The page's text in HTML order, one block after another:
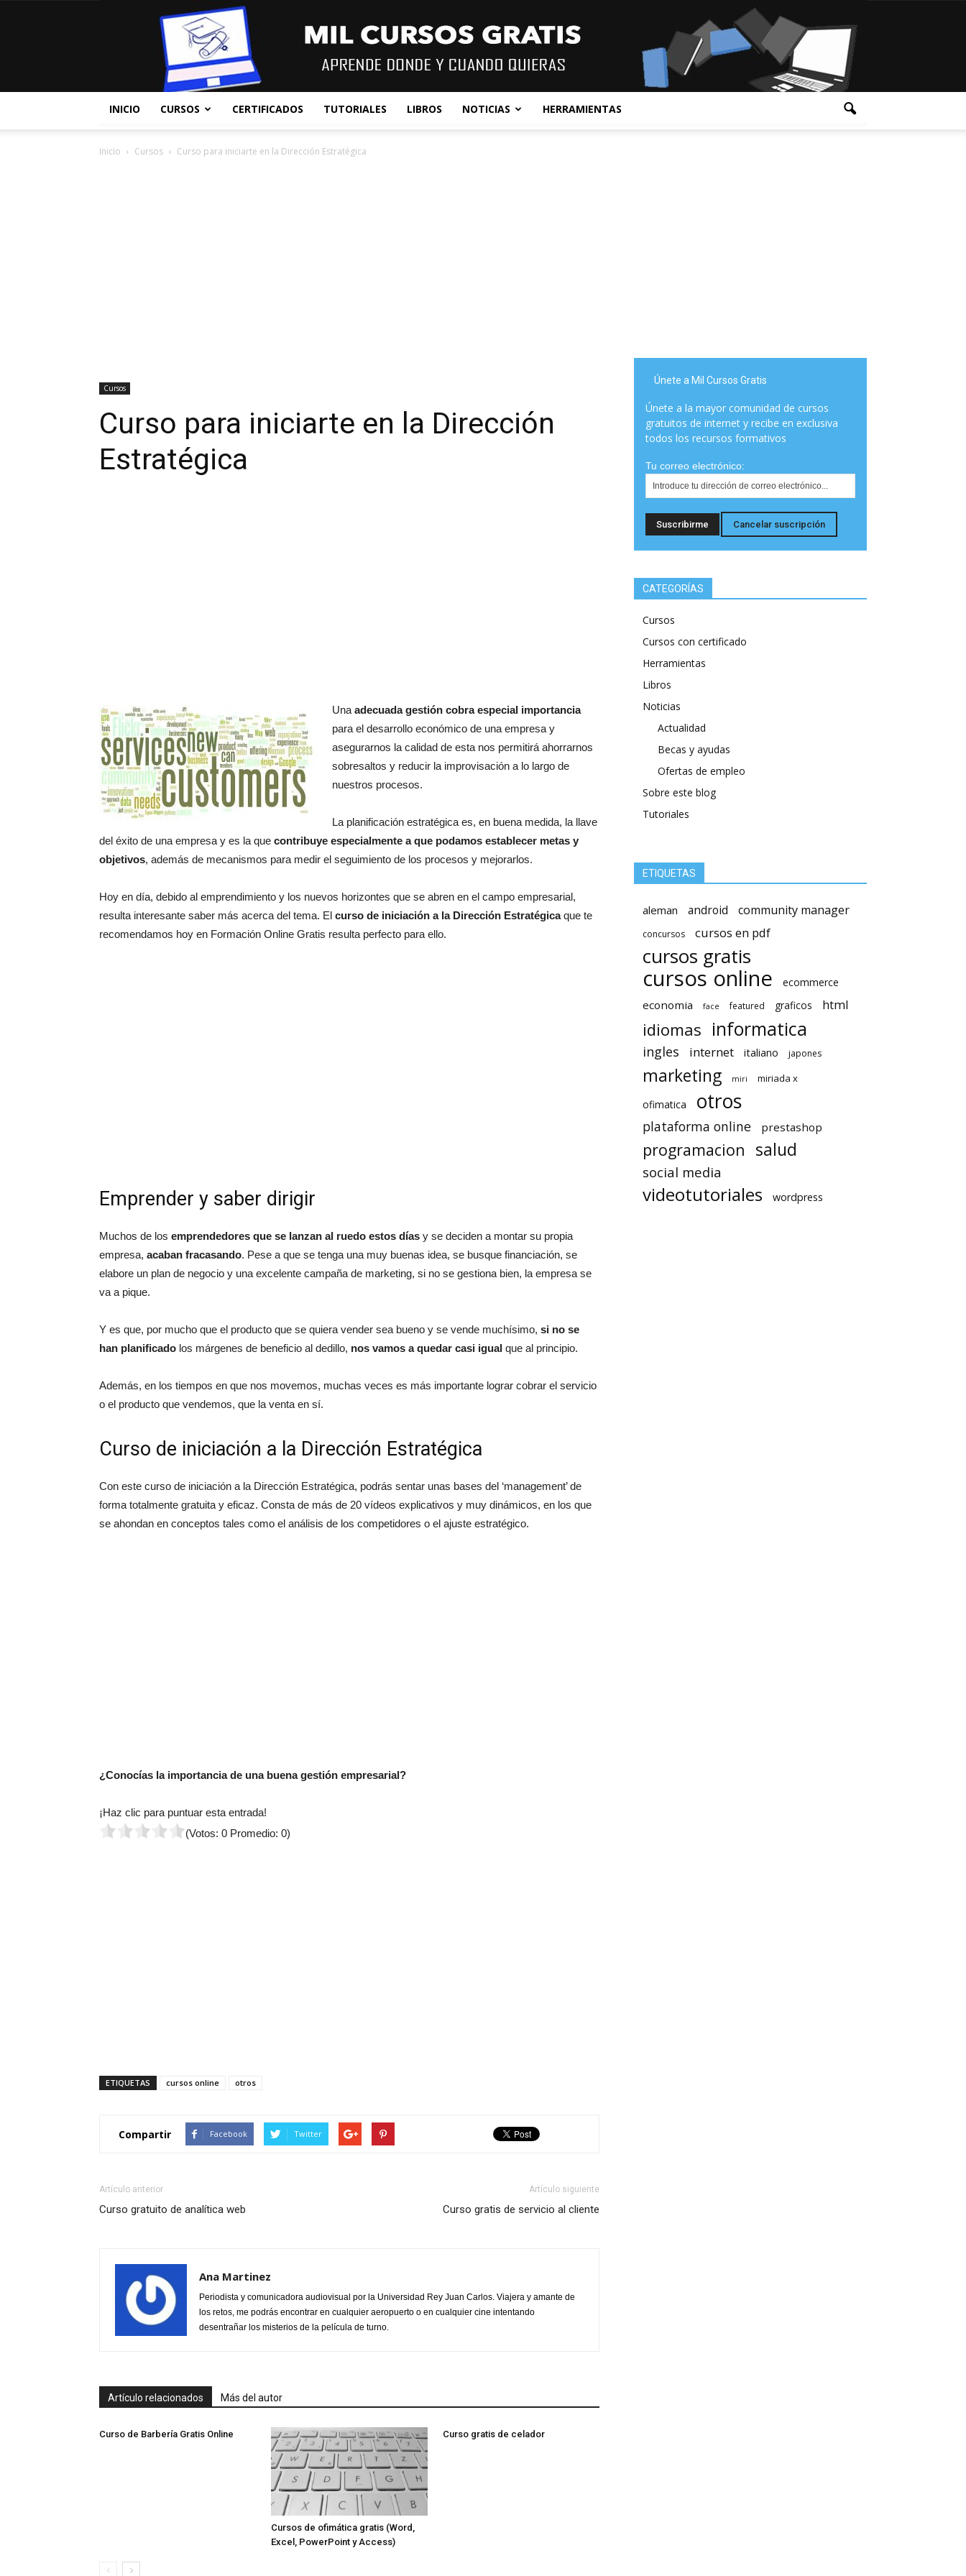
INICIO CURSOS CERTIFICADOS TUTORIALES LIBROS NOTICIAS HERRAMIENTAS
Inicio Cursos Curso para iniciarte en la Dirección Estratégica
Cursos
Curso para iniciarte en la Dirección
Estratégica
Una adecuada gestión cobra especial importancia
para el desarrollo económico de una empresa y
asegurarnos la calidad de esta nos permitirá ahorrarnos
sobresaltos y reducir la improvisación a lo largo de
nuestros procesos.
La planificación estratégica es, en buena medida, la llave
del éxito de una empresa y es la que contribuye especialmente a que podamos establecer metas y
objetivos, además de mecanismos para medir el seguimiento de los procesos y mejorarlos.
Hoy en día, debido al emprendimiento y los nuevos horizontes que se abren en el campo empresarial,
resulta interesante saber más acerca del tema. El curso de iniciación a la Dirección Estratégicaque te
recomendamos hoy en Formación Online Gratis resulta perfecto para ello.
Emprender y saber dirigir
Muchos de los emprendedores que se lanzan al ruedo estos días y se deciden a montar su propia
empresa, acaban fracasando. Pese a que se tenga una muy buenas idea, se busque financiación, se
elabore un plan de negocio y una excelente campaña de marketing, si no se gestiona bien, la empresa se
va a pique.
Y es que, por mucho que el producto que se quiera vender sea bueno y se vende muchísimo, si no se
han planificado los márgenes de beneficio al dedillo, nos vamos a quedar casi igual que al principio.
Además, en los tiempos en que nos movemos, muchas veces es más importante lograr cobrar el servicio
o el producto que vendemos, que la venta en sí.
Curso de iniciación a la Dirección Estratégica
Con este curso de iniciación a la Dirección Estratégica, podrás sentar unas bases del ‘management’ de
forma totalmente gratuita y eficaz. Consta de más de 20 vídeos explicativos y muy dinámicos, en los que
se ahondan en conceptos tales como el análisis de los competidores o el ajuste estratégico.
¿Conocías la importancia de una buena gestión empresarial?
¡Haz clic para puntuar esta entrada!
(Votos: 0 Promedio: 0)
ETIQUETAS cursos online otros
Compartir Facebook Twitter
Artículo anterior
Curso gratuito de analítica web
Artículo siguiente
Curso gratis de servicio al cliente
Ana Martinez
Periodista y comunicadora audiovisual por la Universidad Rey Juan Carlos. Viajera y amante de
los retos, me podrás encontrar en cualquier aeropuerto o en cualquier cine intentando
desentrañar los misterios de la película de turno.
Artículo relacionados Más del autor
Curso de Barbería Gratis Online
Cursos de ofimática gratis (Word,
Excel, PowerPoint y Access)
Curso gratis de celador
Únete a Mil Cursos Gratis
Únete a la mayor comunidad de cursos
gratuitos de internet y recibe en exclusiva
todos los recursos formativos
Tu correo electrónico:
CATEGORÍAS
Cursos
Cursos con certificado
Herramientas
Libros
Noticias
Actualidad
Becas y ayudas
Ofertas de empleo
Sobre este blog
Tutoriales
ETIQUETAS
aleman android community manager
concursos cursos en pdf
cursos gratis
cursos online ecommerce
economia face featured graficos html
idiomas informatica
ingles internet italiano japones
marketing miri miriada x
ofimatica otros
plataforma online prestashop
programacion salud
social media
videotutoriales wordpress